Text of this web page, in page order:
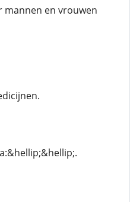
mannen en vrouwen